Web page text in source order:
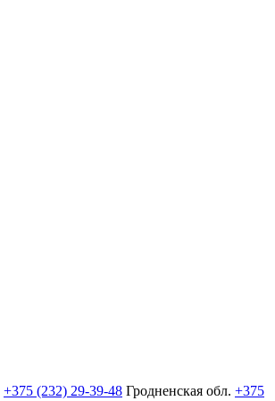
+375 (232) 29-39-48 Гродненская обл. +375